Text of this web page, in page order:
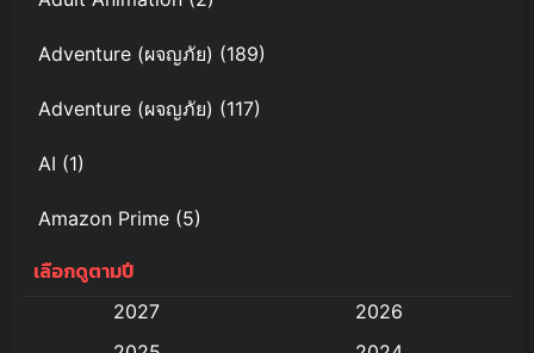
Adventure (ผจญภัย) (189)
Adventure (ผจญภัย) (117)
AI (1)
Amazon Prime (5)
Anal (ประตูหลัง)
เลือกดูตามปี
2027
2026